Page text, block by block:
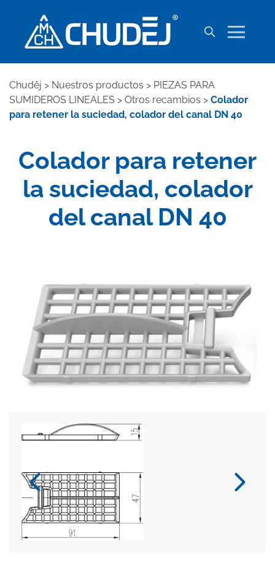
Chuděj > Nuestros productos > PIEZAS PARA
SUMIDEROS LINEALES > Otros recambios > Colador
para retener la suciedad, colador del canal DN 40
Colador para retener
la suciedad, colador
del canal DN 40